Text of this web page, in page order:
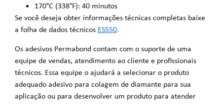
170°C (338°F): 40 minutos
Se você deseja obter informações técnicas completas baixe
a folha de dados técnicos ES550.
Os adesivos Permabond contam com o suporte de uma
equipe de vendas, atendimento ao cliente e profissionais
técnicos. Essa equipe o ajudará a selecionar o produto
adequado adesivo para colagem de diamante para sua
aplicação ou para desenvolver um produto para atender